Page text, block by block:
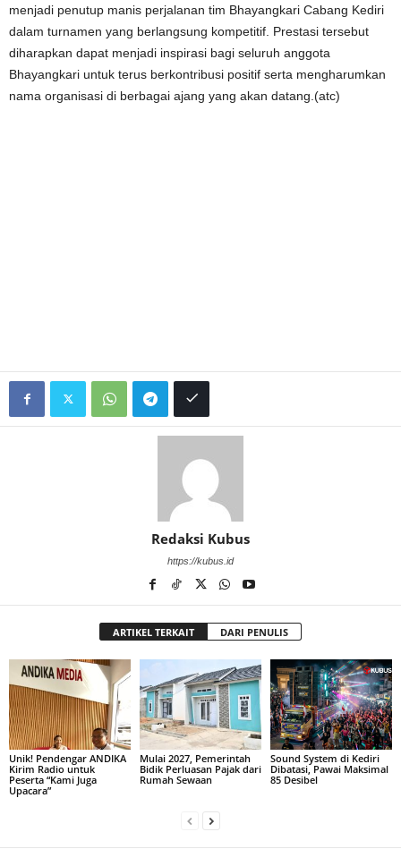
menjadi penutup manis perjalanan tim Bhayangkari Cabang Kediri
dalam turnamen yang berlangsung kompetitif. Prestasi tersebut
diharapkan dapat menjadi inspirasi bagi seluruh anggota
Bhayangkari untuk terus berkontribusi positif serta mengharumkan
nama organisasi di berbagai ajang yang akan datang.(atc)
Redaksi Kubus
https://kubus.id
ARTIKEL TERKAIT DARI PENULIS
Unik! Pendengar ANDIKA
Kirim Radio untuk
Peserta “Kami Juga
Upacara”
Mulai 2027, Pemerintah
Bidik Perluasan Pajak dari
Rumah Sewaan
Sound System di Kediri
Dibatasi, Pawai Maksimal
85 Desibel